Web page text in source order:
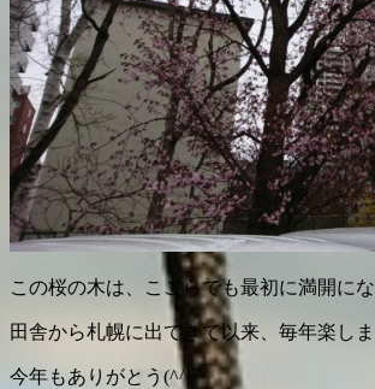
この桜の木は、ここらでも最初に満開に
田舎から札幌に出てきて以来、毎年楽し
今年もありがとう(^^♪